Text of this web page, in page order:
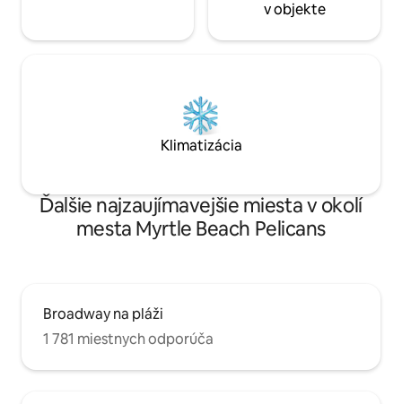
v objekte
Klimatizácia
Ďalšie najzaujímavejšie miesta v okolí
mesta Myrtle Beach Pelicans
Broadway na pláži
1 781 miestnych odporúča